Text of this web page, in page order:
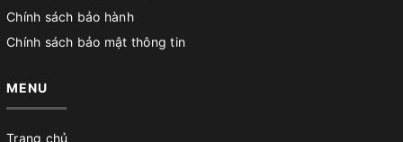
Chính sách bảo hành
Chính sách bảo mật thông tin
MENU
Trang chủ